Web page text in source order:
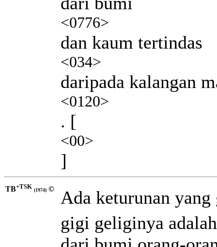
<0776>
dan kaum tertindas
<034>
daripada kalangan
<0120>
. [
<00>
]
TB+TSK (1974) ©
Ada keturunan
gigi geliginya